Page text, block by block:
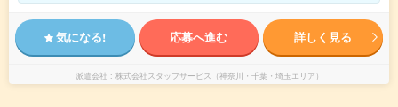
気になる! 応募へ進む 詳しく見る
派遣会社 株式会社スタッフサービス（神奈川・千葉・埼玉エリア）